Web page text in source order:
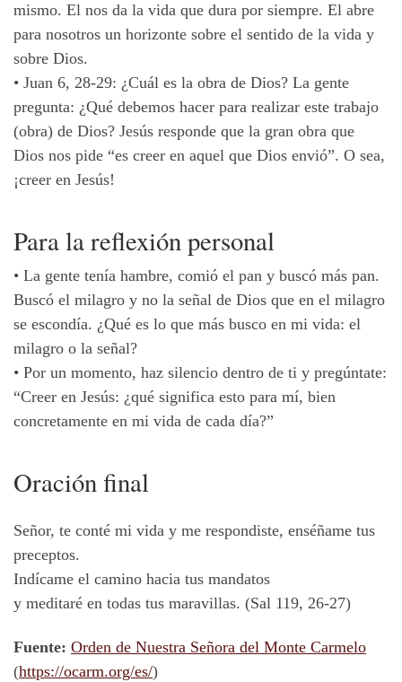
mismo. El nos da la vida que dura por siempre. El abre
para nosotros un horizonte sobre el sentido de la vida y
sobre Dios.
• Juan 6, 28-29: ¿Cuál es la obra de Dios? La gente
pregunta: ¿Qué debemos hacer para realizar este trabajo
(obra) de Dios? Jesús responde que la gran obra que
Dios nos pide “es creer en aquel que Dios envió”. O sea,
¡creer en Jesús!
Para la reflexión personal
• La gente tenía hambre, comió el pan y buscó más pan.
Buscó el milagro y no la señal de Dios que en el milagro
se escondía. ¿Qué es lo que más busco en mi vida: el
milagro o la señal?
• Por un momento, haz silencio dentro de ti y pregúntate:
“Creer en Jesús: ¿qué significa esto para mí, bien
concretamente en mi vida de cada día?”
Oración final
Señor, te conté mi vida y me respondiste, enséñame tus
preceptos.
Indícame el camino hacia tus mandatos
y meditaré en todas tus maravillas. (Sal 119, 26-27)
Fuente: Orden de Nuestra Señora del Monte Carmelo
(https://ocarm.org/es/)